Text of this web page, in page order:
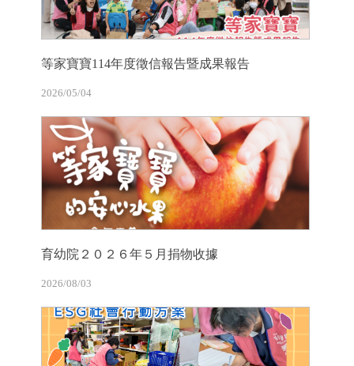
等家寶寶114年度徵信報告暨成果報告
2026/05/04
育幼院２０２６年５月捐物收據
2026/08/03